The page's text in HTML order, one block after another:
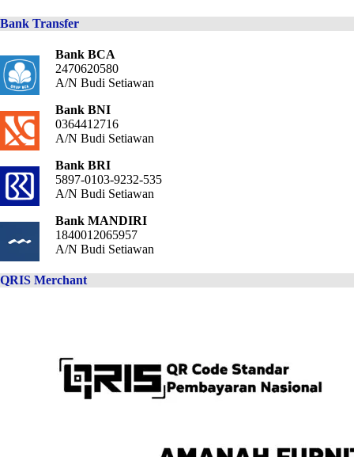
Bank Transfer
Bank BCA
2470620580
A/N Budi Setiawan
Bank BNI
0364412716
A/N Budi Setiawan
Bank BRI
5897-0103-9232-535
A/N Budi Setiawan
Bank MANDIRI
1840012065957
A/N Budi Setiawan
QRIS Merchant